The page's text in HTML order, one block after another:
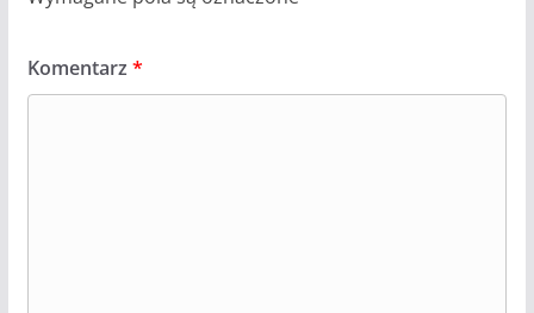
Komentarz *